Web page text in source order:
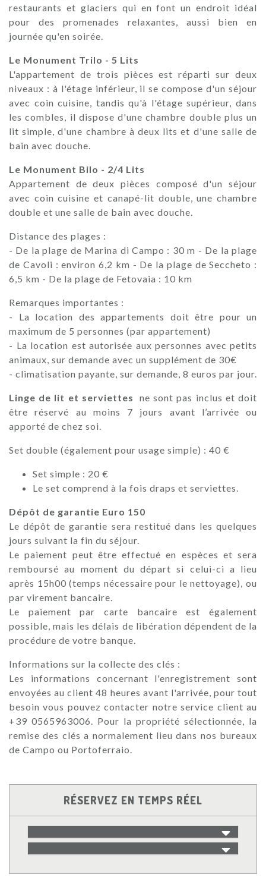
restaurants et glaciers qui en font un endroit idéal
pour des promenades relaxantes, aussi bien en
journée qu'en soirée.
Le Monument Trilo - 5 Lits
L'appartement de trois pièces est réparti sur deux
niveaux : à l'étage inférieur, il se compose d'un séjour
avec coin cuisine, tandis qu'à l'étage supérieur, dans
les combles, il dispose d'une chambre double plus un
lit simple, d'une chambre à deux lits et d'une salle de
bain avec douche.
Le Monument Bilo - 2/4 Lits
Appartement de deux pièces composé d'un séjour
avec coin cuisine et canapé-lit double, une chambre
double et une salle de bain avec douche.
Distance des plages :
- De la plage de Marina di Campo : 30 m - De la plage
de Cavoli : environ 6,2 km - De la plage de Seccheto :
6,5 km - De la plage de Fetovaia : 10 km
Remarques importantes :
- La location des appartements doit être pour un
maximum de 5 personnes (par appartement)
- La location est autorisée aux personnes avec petits
animaux, sur demande avec un supplément de 30€
- climatisation payante, sur demande, 8 euros par jour.
Linge de lit et serviettes
ne sont pas inclus et doit
être réservé au moins 7 jours avant l’arrivée ou
apporté de chez soi.
Set double (également pour usage simple) : 40 €
Set simple : 20 €
Le set comprend à la fois draps et serviettes.
Dépôt de garantie Euro 150
Le dépôt de garantie sera restitué dans les quelques
jours suivant la fin du séjour.
Le paiement peut être effectué en espèces et sera
remboursé au moment du départ si celui-ci a lieu
après 15h00 (temps nécessaire pour le nettoyage), ou
par virement bancaire.
Le paiement par carte bancaire est également
possible, mais les délais de libération dépendent de la
procédure de votre banque.
Informations sur la collecte des clés :
Les informations concernant l'enregistrement sont
envoyées au client 48 heures avant l'arrivée, pour tout
besoin vous pouvez contacter notre service client au
+39 0565963006. Pour la propriété sélectionnée, la
remise des clés a normalement lieu dans nos bureaux
de Campo ou Portoferraio.
RÉSERVEZ EN TEMPS RÉEL